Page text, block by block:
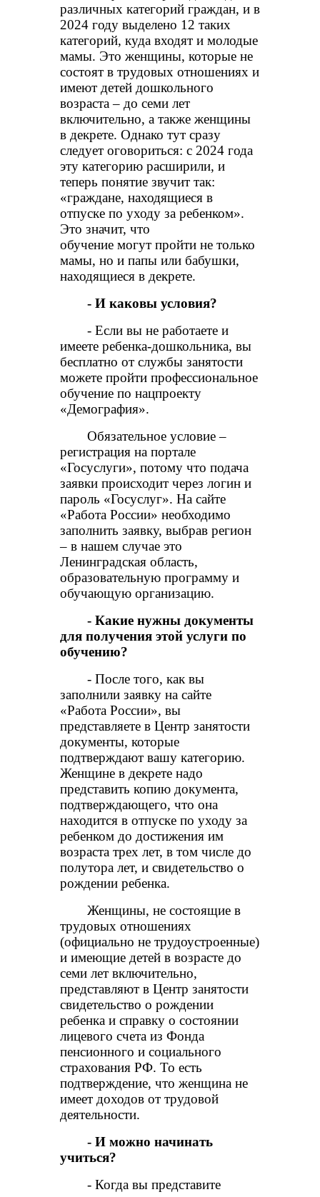
различных категорий граждан, и в
2024 году выделено 12 таких
категорий, куда входят и молодые
мамы. Это женщины, которые не
состоят в трудовых отношениях и
имеют детей дошкольного
возраста – до семи лет
включительно, а также женщины
в декрете. Однако тут сразу
следует оговориться: с 2024 года
эту категорию расширили, и
теперь понятие звучит так:
«граждане, находящиеся в
отпуске по уходу за ребенком».
Это значит, что
обучение могут пройти не только
мамы, но и папы или бабушки,
находящиеся в декрете.
- И каковы условия?
- Если вы не работаете и
имеете ребенка-дошкольника, вы
бесплатно от службы занятости
можете пройти профессиональное
обучение по нацпроекту
«Демография».
Обязательное условие –
регистрация на портале
«Госуслуги», потому что подача
заявки происходит через логин и
пароль «Госуслуг». На сайте
«Работа России» необходимо
заполнить заявку, выбрав регион
– в нашем случае это
Ленинградская область,
образовательную программу и
обучающую организацию.
- Какие нужны документы
для получения этой услуги по
обучению?
- После того, как вы
заполнили заявку на сайте
«Работа России», вы
представляете в Центр занятости
документы, которые
подтверждают вашу категорию.
Женщине в декрете надо
представить копию документа,
подтверждающего, что она
находится в отпуске по уходу за
ребенком до достижения им
возраста трех лет, в том числе до
полутора лет, и свидетельство о
рождении ребенка.
Женщины, не состоящие в
трудовых отношениях
(официально не трудоустроенные)
и имеющие детей в возрасте до
семи лет включительно,
представляют в Центр занятости
свидетельство о рождении
ребенка и справку о состоянии
лицевого счета из Фонда
пенсионного и социального
страхования РФ. То есть
подтверждение, что женщина не
имеет доходов от трудовой
деятельности.
- И можно начинать
учиться?
- Когда вы представите